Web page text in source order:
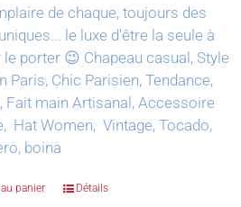
de chaque, toujours des
le luxe d'être la seule à
le porter 😉 Chapeau casual, Style
Paris, Chic Parisien, Tendance,
Fait main Artisanal, Accessoire
Hat Women, Vintage, Tocado,
boina
panier Détails